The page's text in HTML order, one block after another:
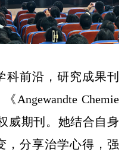
科前沿，研究成果刊
Angewandte Chemie
威期刊。她结合自身
，分享治学心得，强